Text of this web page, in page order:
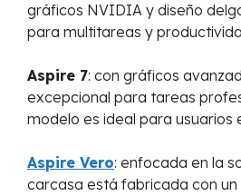
gráficos NVIDIA y diseño
para multitareas y
Aspire 7: con gráficos
excepcional para tareas
modelo es ideal para usuarios
Aspire Vero: enfocada en la
carcasa está fabricada con un